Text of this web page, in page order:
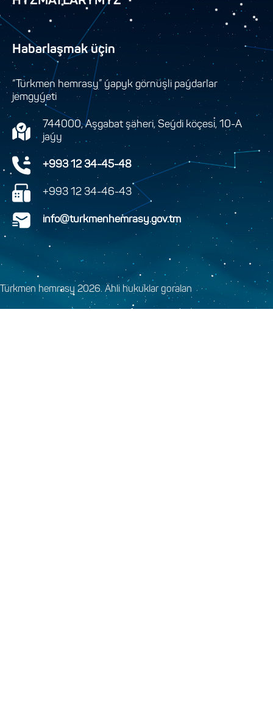
Habarlaşmak üçin
“Türkmen hemrasy” ýapyk görnüşli paýdarlar
jemgyýeti
744000, Aşgabat şäheri, Seýdi köçesi, 10-A
jaýy
+993 12 34-45-48
+993 12 34-46-43
info@turkmenhemrasy.gov.tm
Türkmen hemrasy 2026. Ähli hukuklar goralan